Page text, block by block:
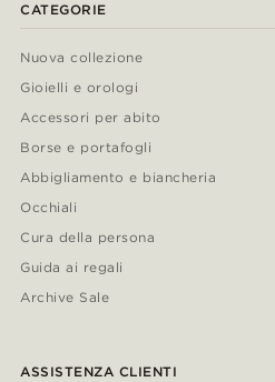
CATEGORIE
Nuova collezione
Gioielli e orologi
Accessori per abito
Borse e portafogli
Abbigliamento e biancheria
Occhiali
Cura della persona
Guida ai regali
Archive Sale
ASSISTENZA CLIENTI